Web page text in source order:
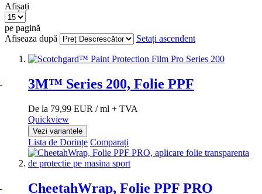
Afișați
pe pagină
Afiseaza după
Setați ascendent
3M™ Series 200, Folie PPF
De la 79,99 EUR / ml + TVA
Quickview
Vezi variantele
Lista de Dorințe Comparați
CheetahWrap, Folie PPF PRO